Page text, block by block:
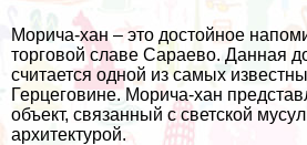
Морича-хан – это достойное
торговой славе Сараево. Данная
считается одной из самых
Герцеговине. Морича-хан
объект, связанный с светской
архитектурой.